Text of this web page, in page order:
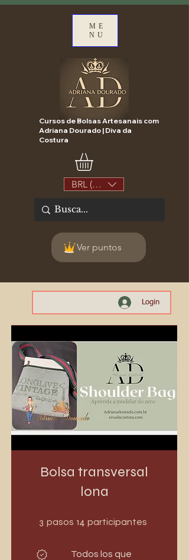
ME
NU
Cursos de Bolsas Artesanais com
Adriana Dourado | Diva da
Costura
BRL (R$)
Ver puntos
Login
Bolsa transversal
lona
3 pasos 14 participantes
Todos los que